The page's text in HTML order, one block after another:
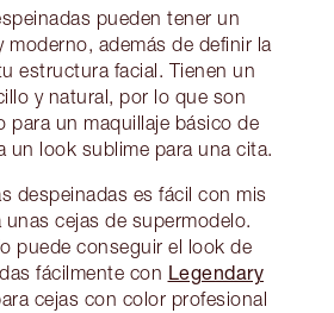
pueden tener un
moderno, además de definir la
estructura facial. Tienen un
y natural, por lo que son
para un maquillaje básico de
un look sublime para una cita.
despeinadas es fácil con mis
unas cejas de supermodelo.
puede conseguir el look de
fácilmente con Legendary
cejas con color profesional